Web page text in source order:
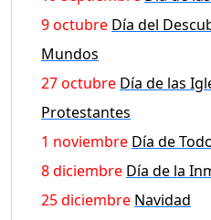
9 octubre Día del
Mundos
27 octubre Día de las
Protestantes
1 noviembre Día de
8 diciembre Día de la
25 diciembre Navidad